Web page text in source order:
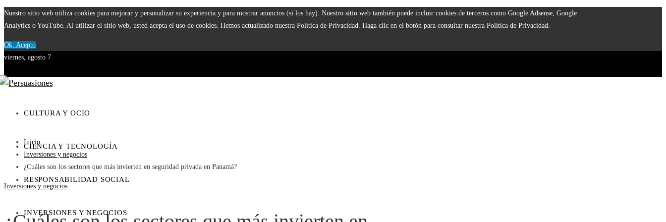
Nuestro sitio web utiliza cookies para mejorar y personalizar su experiencia y para mostrar anuncios (si los hay). Nuestro sitio web también puede incluir cookies de terceros como Google Adsense, Google
Analytics o YouTube. Al utilizar el sitio web, usted acepta el uso de cookies. Hemos actualizado nuestra Política de Privacidad. Haga clic en el botón para consultar nuestra Política de Privacidad.
Ok, Acepto
viernes, agosto 7
CULTURA Y OCIO
CIENCIA Y TECNOLOGÍA
RESPONSABILIDAD SOCIAL
INVERSIONES Y NEGOCIOS
Inicio
Inversiones y negocios
¿Cuáles son los sectores que más invierten en seguridad privada en Panamá?
Inversiones y negocios